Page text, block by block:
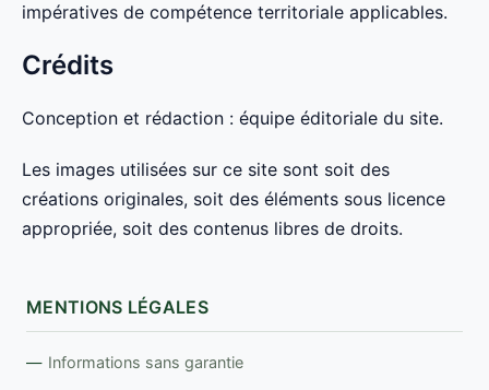
impératives de compétence territoriale applicables.
Crédits
Conception et rédaction : équipe éditoriale du site.
Les images utilisées sur ce site sont soit des
créations originales, soit des éléments sous licence
appropriée, soit des contenus libres de droits.
MENTIONS LÉGALES
Informations sans garantie